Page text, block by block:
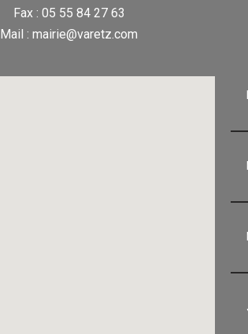
Fax : 05 55 84 27 63
Mail : mairie@varetz.com